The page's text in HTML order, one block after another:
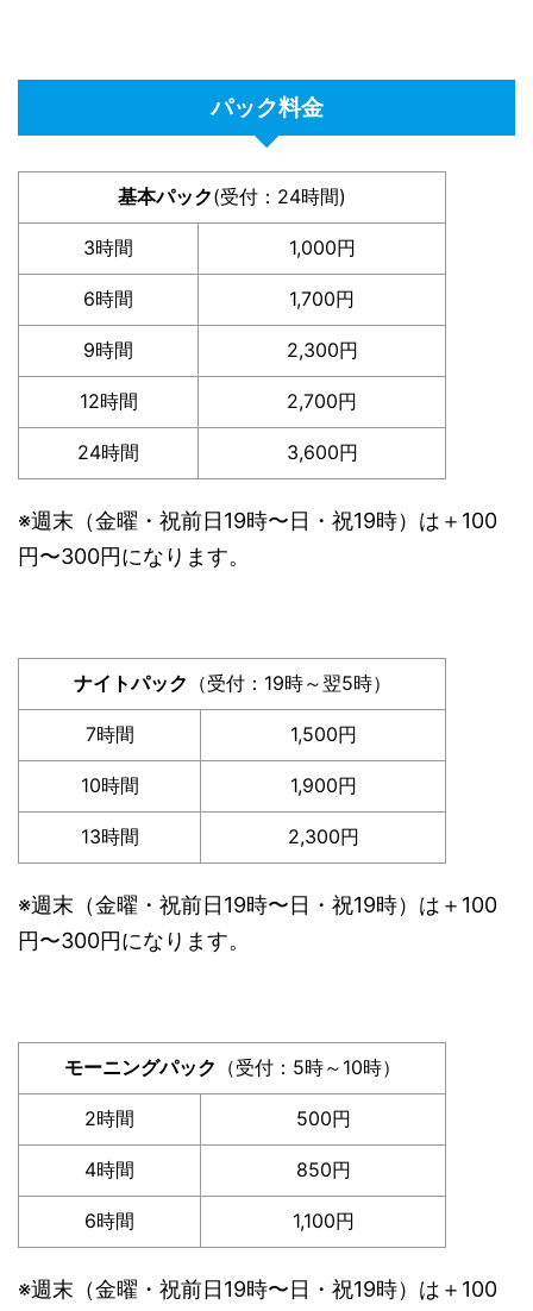
パック料金
基本パック(受付：24時間)
3時間 1,000円
6時間 1,700円
9時間 2,300円
12時間 2,700円
24時間 3,600円
※週末（金曜・祝前日19時〜日・祝19時）は＋100
円〜300円になります。
ナイトパック （受付：19時～翌5時）
7時間 1,500円
10時間 1,900円
13時間 2,300円
※週末（金曜・祝前日19時〜日・祝19時）は＋100
円〜300円になります。
モーニングパック （受付：5時～10時）
2時間 500円
4時間 850円
6時間 1,100円
※週末（金曜・祝前日19時〜日・祝19時）は＋100